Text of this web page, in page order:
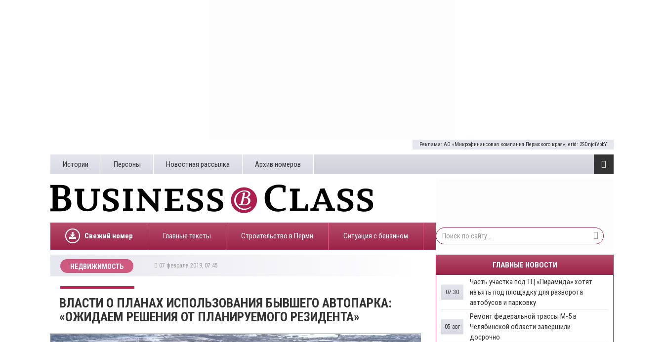
Реклама: АО «Микрофинансовая компания Пермского края», erid: 2SDnjdiVbbY
Истории Персоны Новостная рассылка Архив номеров
Свежий номер Главные тексты Строительство в Перми ​Ситуация с бензином
НЕДВИЖИМОСТЬ 07 февраля 2019, 07:45
ВЛАСТИ О ПЛАНАХ ИСПОЛЬЗОВАНИЯ БЫВШЕГО АВТОПАРКА:
«ОЖИДАЕМ РЕШЕНИЯ ОТ ПЛАНИРУЕМОГО РЕЗИДЕНТА»
ГЛАВНЫЕ НОВОСТИ
Часть участка под ТЦ «Пирамида» хотят
изъять под площадку для разворота
автобусов и парковку
07:30
Ремонт федеральной трассы М-5 в
Челябинской области завершили
досрочно
05 авг